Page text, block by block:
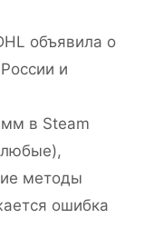
объявила о
и
в Steam
методы
ошибка